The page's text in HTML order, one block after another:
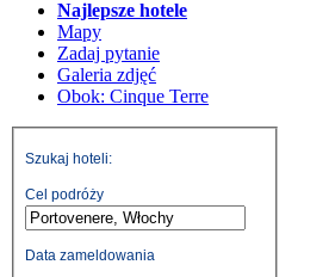
Najlepsze hotele
Mapy
Zadaj pytanie
Galeria zdjęć
Obok: Cinque Terre
Szukaj hoteli:
Cel podróży
Data zameldowania